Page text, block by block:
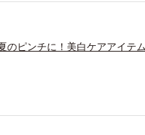
のピンチに！美白ケアアイテ